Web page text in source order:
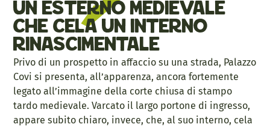
Un esterno medievale
che cela un interno
rinascimentale
Privo di un prospetto in affaccio su una strada, Palazzo
Covi si presenta, all’apparenza, ancora fortemente
legato all’immagine della corte chiusa di stampo
tardo medievale. Varcato il largo portone di ingresso,
appare subito chiaro, invece, che, al suo interno, cela